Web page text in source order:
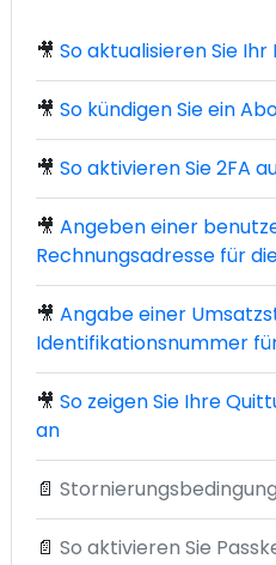
🎥 So aktualisieren Sie Ihr
🎥 So kündigen Sie ein
🎥 So aktivieren Sie 2FA
🎥 Angeben einer
Rechnungsadresse für
🎥 Angabe einer
Identifikationsnummer
🎥 So zeigen Sie Ihre
an
📄
📄 So aktivieren Sie